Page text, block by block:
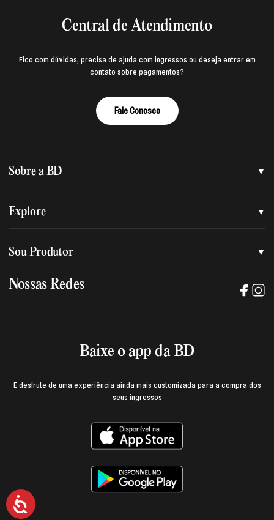
Acessibilidade
Central de Atendimento
Fico com dúvidas, precisa de ajuda com ingressos ou deseja entrar em
contato sobre pagamentos?
Fale Conosco
Sobre a BD
Quem somos
Política de privacidade
Explore
Assessoria de imprensa
Trabalhe na BD
Sou Produtor
Manual de mídia e da marca BD
Nossas Redes
Baixe o app da BD
E desfrute de uma experiência ainda mais customizada para a compra dos
seus ingressos